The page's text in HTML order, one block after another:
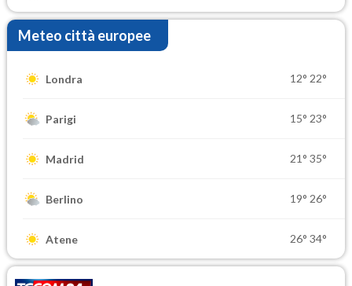
Meteo città europee
Londra 12° 22°
Parigi 15° 23°
Madrid 21° 35°
Berlino 19° 26°
Atene 26° 34°